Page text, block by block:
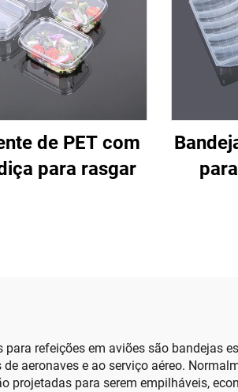
de PET com
para rasgar
para refeições em aviões são bandejas
de aeronaves e ao serviço aéreo.
projetadas para serem empilháveis,